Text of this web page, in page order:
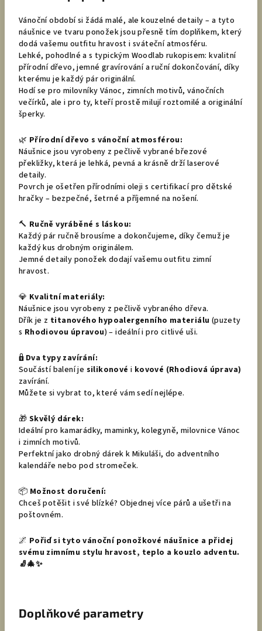
Vánoční období si žádá malé, ale kouzelné detaily – a tyto
náušnice ve tvaru ponožek jsou přesně tím doplňkem, který
dodá vašemu outfitu hravost i sváteční atmosféru.
Lehké, pohodlné a s typickým Woodlab rukopisem: kvalitní
přírodní dřevo, jemné gravírování a ruční dokončování, díky
kterému je každý pár originální.
Hodí se pro milovníky Vánoc, zimních motivů, vánočních
večírků, ale i pro ty, kteří prostě milují roztomilé a originální
šperky.
🌿 Přírodní dřevo s vánoční atmosférou:
Náušnice jsou vyrobeny z pečlivě vybrané březové
překližky, která je lehká, pevná a krásně drží laserové
detaily.
Povrch je ošetřen přírodními oleji s certifikací pro dětské
hračky – bezpečné, šetrné a příjemné na nošení.
🔨 Ručně vyráběné s láskou:
Každý pár ručně brousíme a dokončujeme, díky čemuž je
každý kus drobným originálem.
Jemné detaily ponožek dodají vašemu outfitu zimní
hravost.
💎 Kvalitní materiály:
Náušnice jsou vyrobeny z pečlivě vybraného dřeva.
Dřík je z titanového hypoalergenního materiálu (puzety
s Rhodiovou úpravou) – ideální i pro citlivé uši.
🔒 Dva typy zavírání:
Součástí balení je silikonové i kovové (Rhodiová úprava)
zavírání.
Můžete si vybrat to, které vám sedí nejlépe.
🎁 Skvělý dárek:
Ideální pro kamarádky, maminky, kolegyně, milovnice Vánoc
i zimních motivů.
Perfektní jako drobný dárek k Mikuláši, do adventního
kalendáře nebo pod stromeček.
📦 Možnost doručení:
Chceš potěšit i své blízké? Objednej více párů a ušetři na
poštovném.
🌌 Pořiď si tyto vánoční ponožkové náušnice a přidej
svému zimnímu stylu hravost, teplo a kouzlo adventu.
🧦🎄✨
Doplňkové parametry